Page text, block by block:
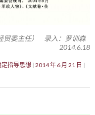
贸委主任） 录入：罗训森
2014.6.18
指导思想 2014 年 6 月 21 日